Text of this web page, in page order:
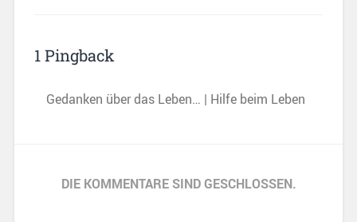
1 Pingback
Gedanken über das Leben… | Hilfe beim Leben
DIE KOMMENTARE SIND GESCHLOSSEN.